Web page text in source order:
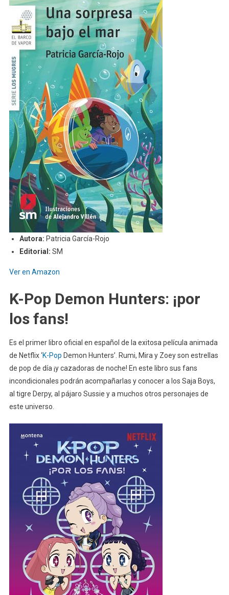
Autora: Patricia García-Rojo
Editorial: SM
Ver en Amazon
K-Pop Demon Hunters: ¡por
los fans!
Es el primer libro oficial en español de la exitosa película animada
de Netflix ‘K-Pop Demon Hunters’. Rumi, Mira y Zoey son estrellas
de pop de día ¡y cazadoras de noche! En este libro sus fans
incondicionales podrán acompañarlas y conocer a los Saja Boys,
al tigre Derpy, al pájaro Sussie y a muchos otros personajes de
este universo.